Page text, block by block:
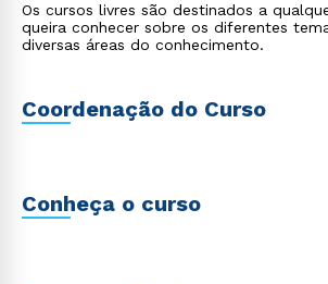
Os cursos livres são destinados a
queira conhecer sobre os diferentes
diversas áreas do conhecimento.
Coordenação do Curso
Conheça o curso